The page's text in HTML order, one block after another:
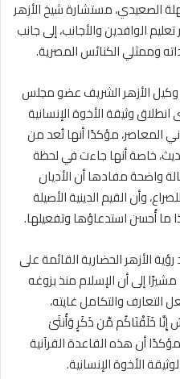
الصعيدي، مستشارة شيخ الأزهر
الوافدين والأجانب، إلى جانب
وممثلي الكنائس المصرية.
وكيل الأزهر الشريف عضو مجلس
وثيقة الأخوة الإنسانية
المعاصر، مؤكدًا أنها تُعد من
خاصة أنها جاءت في لحظة
واضحة مفادها أن الأديان
وأن القيم الدينية الأصيلة
ما أُحسن استدعاؤها وتفعيلها.
الأزهر الحضارية القائمة على
إلى أن الإسلام منذ بزوغه
التعارف والتكامل غايته،
إِنَّا خَلَقْنَاكُم مِّن ذَكَرٍ وَأُنثَىٰ
أن هذه القاعدة القرآنية
الأخوة الإنسانية.